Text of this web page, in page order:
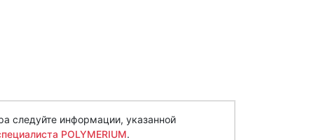
следуйте информации, указанной
POLYMERIUM.